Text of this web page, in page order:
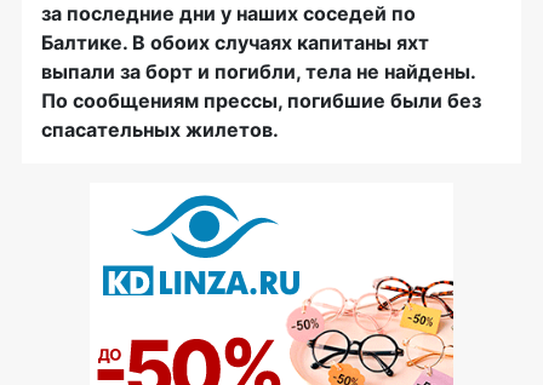
за последние дни у наших соседей по
Балтике. В обоих случаях капитаны яхт
выпали за борт и погибли, тела не найдены.
По сообщениям прессы, погибшие были без
спасательных жилетов.